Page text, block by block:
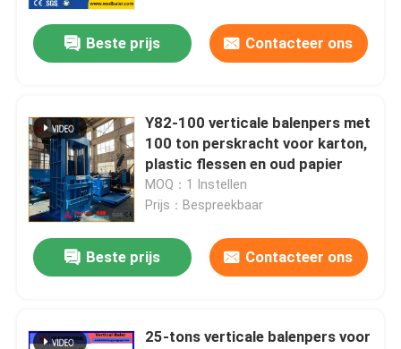
Beste prijs Contacteer ons
Y82-100 verticale balenpers met
100 ton perskracht voor karton,
plastic flessen en oud papier
MOQ：1 Instellen
Prijs：Bespreekbaar
Beste prijs Contacteer ons
25-tons verticale balenpers voor